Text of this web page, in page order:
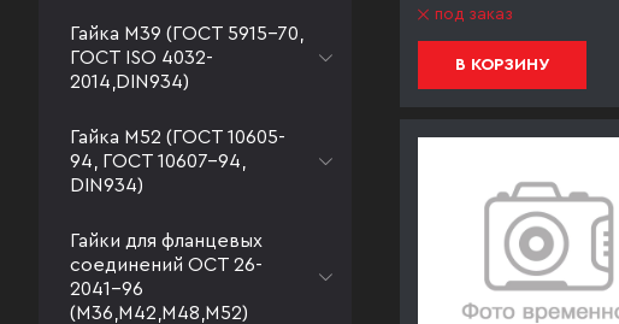
Гайка М39 (ГОСТ 5915-70,
ГОСТ ISO 4032-
2014,DIN934)
Гайка М52 (ГОСТ 10605-
94, ГОСТ 10607-94,
DIN934)
Гайки для фланцевых
соединений ОСТ 26-
2041-96
(М36,М42,М48,М52)
под заказ
В КОРЗИНУ